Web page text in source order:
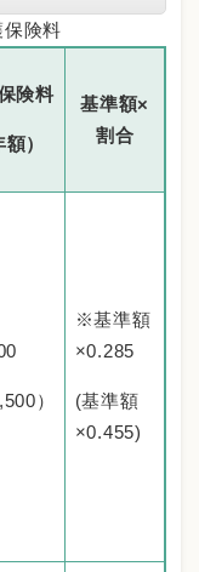
険料
険料
額）
基準額×
割合
）
※基準額
×0.285
(基準額
×0.455)